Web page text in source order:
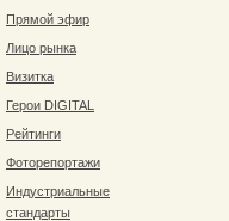
Прямой эфир
Лицо рынка
Визитка
Герои DIGITAL
Рейтинги
Фоторепортажи
Индустриальные
стандарты